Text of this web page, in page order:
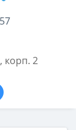
корп. 2